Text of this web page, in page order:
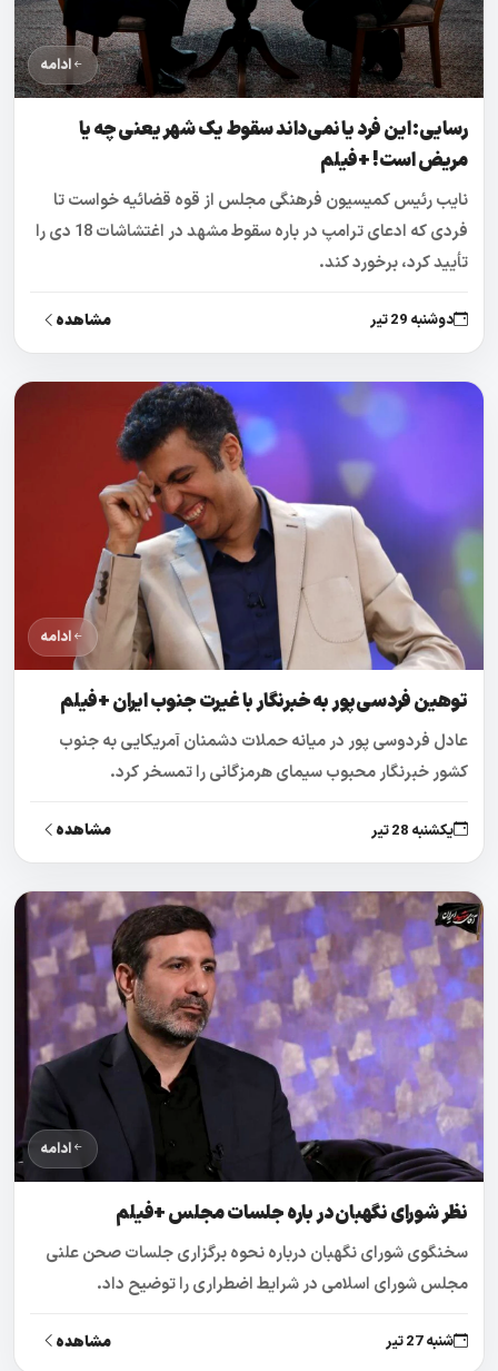
ادامه
رسایی: این فرد یا نمی‌داند سقوط یک شهر یعنی چه یا
مریض است! +فیلم
نایب رئیس کمیسیون فرهنگی مجلس از قوه قضائیه خواست تا
فردی که ادعای ترامپ در باره سقوط مشهد در اغتشاشات 18 دی را
تأیید کرد، برخورد کند.
دوشنبه 29 تیر مشاهده
ادامه
توهین فردسی‌پور به خبرنگار با غیرت جنوب ایران +فیلم
عادل فردوسی پور در میانه حملات دشمنان آمریکایی به جنوب
کشور خبرنگار محبوب سیمای هرمزگانی را تمسخر کرد.
یکشنبه 28 تیر مشاهده
ادامه
نظر شورای نگهبان در باره جلسات مجلس +فیلم
سخنگوی شورای نگهبان درباره نحوه برگزاری جلسات صحن علنی
مجلس شورای اسلامی در شرایط اضطراری را توضیح داد.
شنبه 27 تیر مشاهده